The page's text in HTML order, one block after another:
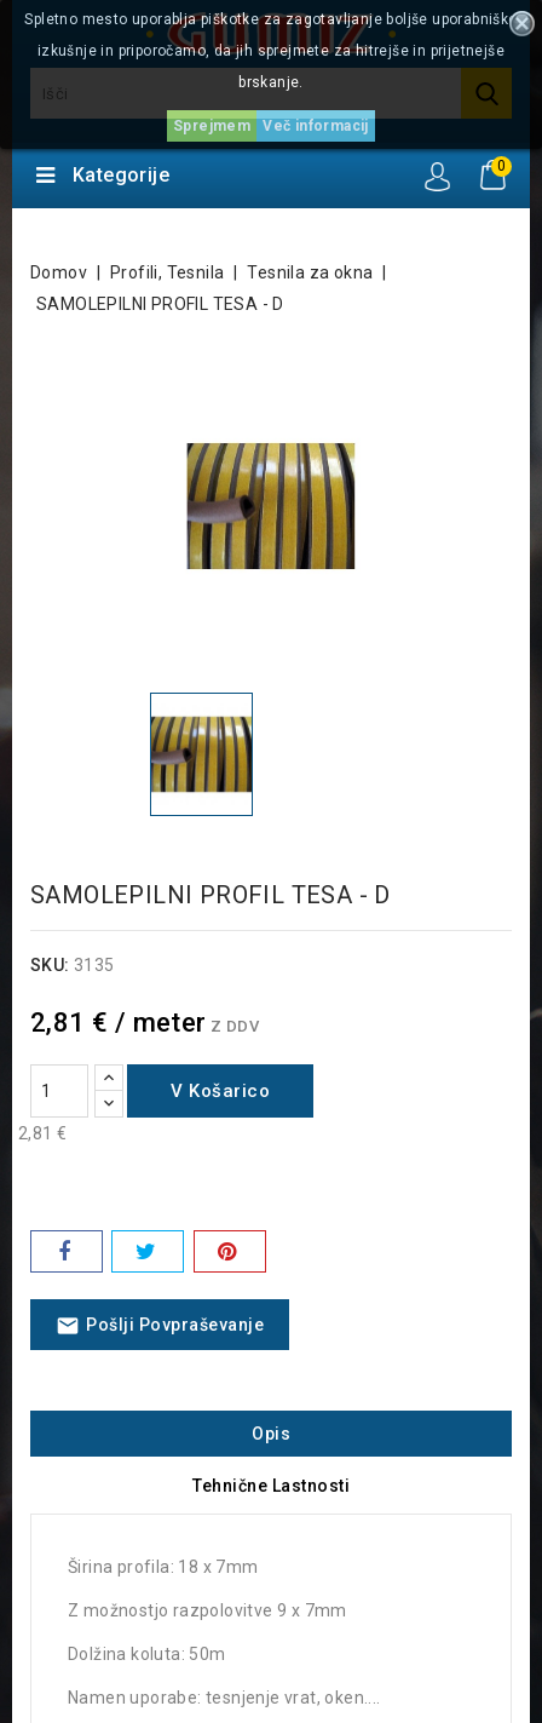
0
Spletno mesto uporablja piškotke za zagotavljanje boljše uporabniške
izkušnje in priporočamo, da jih sprejmete za hitrejše in prijetnejše
brskanje.
Sprejmem Več informacij
Kategorije
Domov Profili, Tesnila
Tesnila za okna
SAMOLEPILNI PROFIL TESA - D
SAMOLEPILNI PROFIL TESA - D
SKU: 3135
2,81 € / meter Z DDV
V Košarico
2,81 €
email Pošlji Povpraševanje
Opis
Tehnične Lastnosti
Širina profila: 18 x 7mm
Z možnostjo razpolovitve 9 x 7mm
Dolžina koluta: 50m
Namen uporabe: tesnjenje vrat, oken....